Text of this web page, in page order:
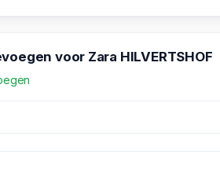
voor Zara HILVERTSHOF